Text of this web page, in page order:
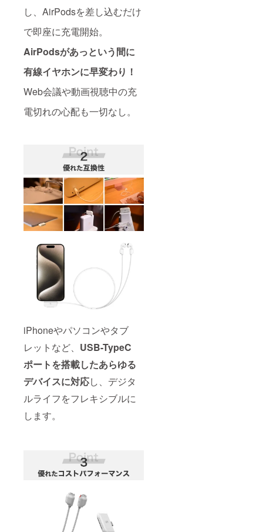
し、AirPodsを差し込むだけ
で即座に充電開始。
AirPodsがあっという間に
有線イヤホンに早変わり！
Web会議や動画視聴中の充
電切れの心配も一切なし。
iPhoneやパソコンやタブ
レットなど、 USB-TypeC
ポートを搭載したあらゆる
デバイスに対応し、デジタ
ルライフをフレキシブルに
します。